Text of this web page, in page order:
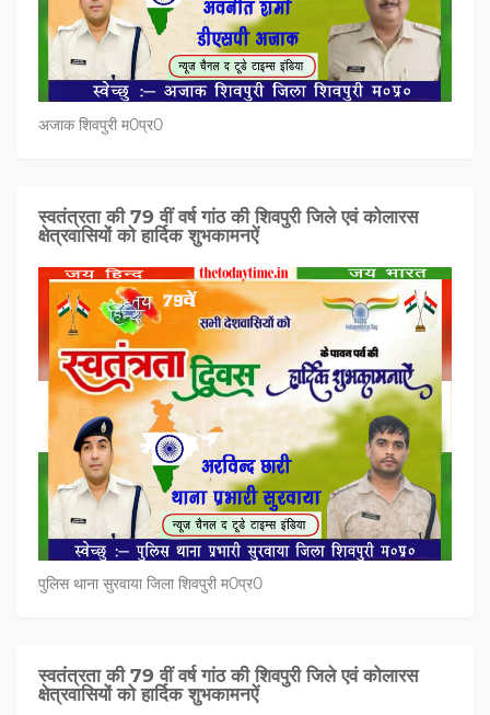
अजाक शिवपुरी म0प्र0
स्वतंत्रता की 79 वीं वर्ष गांठ की शिवपुरी जिले एवं कोलारस
क्षेत्रवासियों को हार्दिक शुभकामनऐं
पुलिस थाना सुरवाया जिला शिवपुरी म0प्र0
स्वतंत्रता की 79 वीं वर्ष गांठ की शिवपुरी जिले एवं कोलारस
क्षेत्रवासियों को हार्दिक शुभकामनऐं